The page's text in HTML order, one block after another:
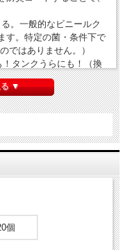
。一般的なビニールク
す。特定の菌・条件下で
ではありません。）
タンクうらにも！（換
します。またタイル等の
せん。）
分を拡散！
で消臭！
フレッシュ・クリー
る ▼
個